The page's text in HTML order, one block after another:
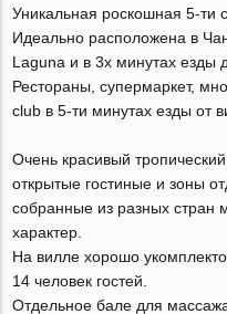
Уникальная роскошная 5-ти
Идеально расположена в
Laguna и в 3х минутах езды
Рестораны, супермаркет,
club в 5-ти минутах езды от
Очень красивый
открытые гостиные и зоны
собранные из разных стран
характер.
На вилле хорошо
14 человек гостей.
Отдельное бале для